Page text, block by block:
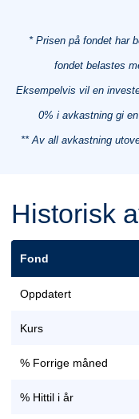
* Prisen på fondet har
fondet belastes
Eksempelvis vil en
0% i avkastning gi
** Av all avkastning
Historisk
Fond
Oppdatert
Kurs
% Forrige måned
% Hittil i år